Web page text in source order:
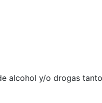
alcohol y/o drogas